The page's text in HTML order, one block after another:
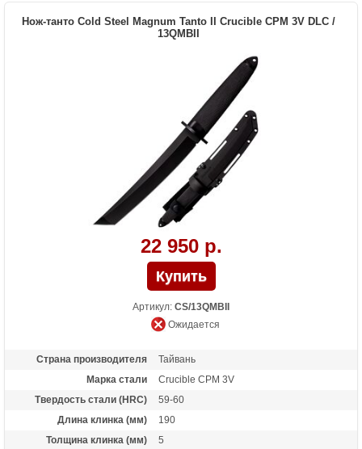
Нож-танто Cold Steel Magnum Tanto II Crucible CPM 3V DLC /
13QMBII
22 950 р.
Артикул: CS/13QMBII
Ожидается
Страна производителя
Тайвань
Марка стали
Crucible CPM 3V
Твердость стали (HRC)
59-60
Длина клинка (мм)
190
Толщина клинка (мм)
5